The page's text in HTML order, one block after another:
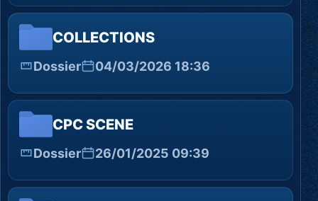
COLLECTIONS
Dossier 04/03/2026 18:36
CPC SCENE
Dossier 26/01/2025 09:39